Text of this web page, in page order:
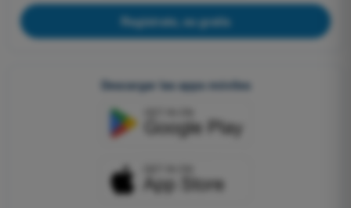
Regístrate, es gratis
Descargar las apps móviles